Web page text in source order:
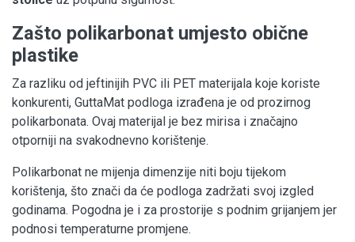
Zašto polikarbonat umjesto obične
plastike
Za razliku od jeftinijih PVC ili PET materijala koje koriste
konkurenti, GuttaMat podloga izrađena je od prozirnog
polikarbonata. Ovaj materijal je bez mirisa i značajno
otporniji na svakodnevno korištenje.
Polikarbonat ne mijenja dimenzije niti boju tijekom
korištenja, što znači da će podloga zadržati svoj izgled
godinama. Pogodna je i za prostorije s podnim grijanjem jer
podnosi temperaturne promjene.